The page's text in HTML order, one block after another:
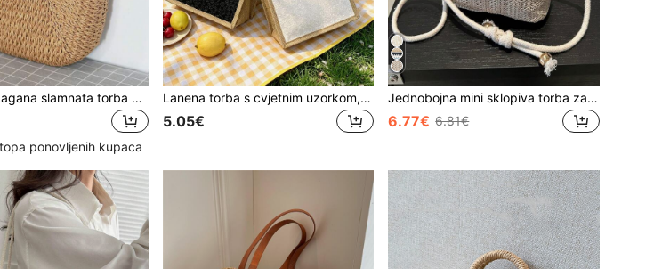
Yogodlns Lagana slamnata torba s prstenastom ručkom za tinejdžerice, studentice, početnike, uredske radnike, idealna za ured, fakultet, prirodu, studente koji putuju, idealna za ured, fakultet, osnovnu školu, srednju školu, posao, putovanje na posao, kupovinu, odmor, plažu, pletena torba, velika platnena torba, najbolje jesenske inspirativne ideje, torbica za plažu, idealna za ljeto, odmor i svakodnevnu upotrebu, obavezni putni predmeti
ponovljenih kupaca
Lanena torba s cvjetnim uzorkom, minimalistički dizajn, lako nosiva, velikog kapaciteta, višefunkcionalna, prikladna za svakodnevnu kupnju. Novi dizajn i veliki kapacitet čine je prikladnom za torbu za rame, ručnu torbu, torbu za ručak, torbu preko ramena itd. Prikladna za svakodnevnu upotrebu žena, također prikladna za izlaske, posebne prigode, povratak u školu, ljeto, odmor, plažu, putovanja, doježdaj, posao, studente, piknik, kampiranje, kupnju u supermarketu, svakodnevno pohranjivanje itd., i opremljena gumbima
5.05€
Jednobojna mini sklopiva torba za rame s vezicom (leopard ili zebra uzorak, boja varira nasumično), za plažu, ljetne kombinacije
6.77€ 6.81€